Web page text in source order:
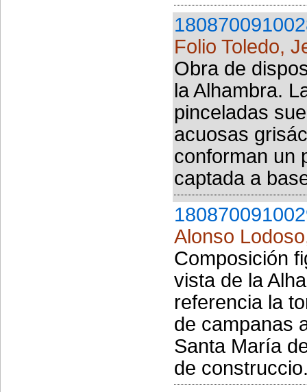
Folio Toledo,
Obra de
la Alhambra.
pinceladas
acuosas
conforman un
captada a
Alonso
Composición
vista de la
referencia la
de campanas
Santa María
de